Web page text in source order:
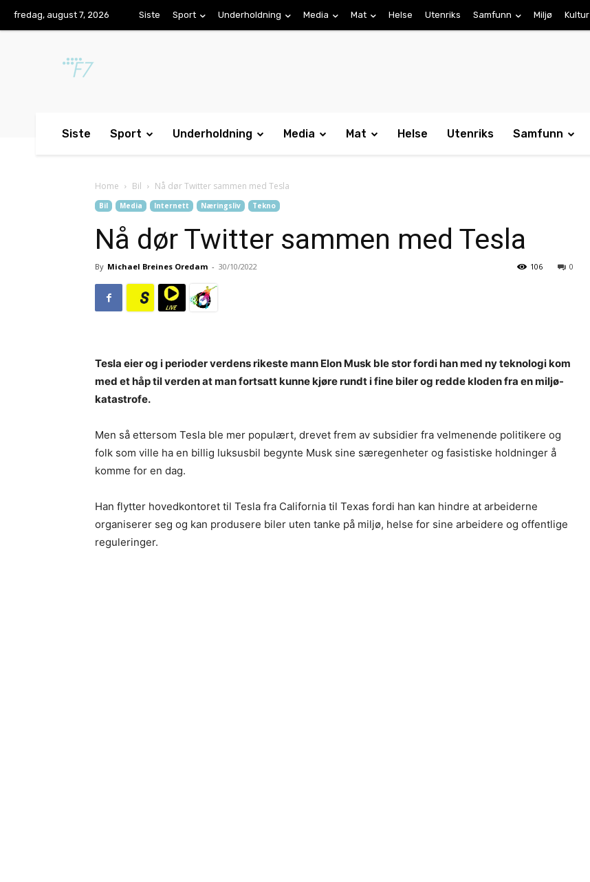
fredag, august 7, 2026 Siste Sport Underholdning Media Mat Helse Utenriks Samfunn Miljø Kultur
Siste Sport Underholdning Media Mat Helse Utenriks Samfunn
Home Bil Nå dør Twitter sammen med Tesla
Bil Media Internett Næringsliv Tekno
Nå dør Twitter sammen med Tesla
By Michael Breines Oredam - 30/10/2022 0
106
Tesla eier og i perioder verdens rikeste mann Elon Musk ble stor fordi han med ny teknologi kom
med et håp til verden at man fortsatt kunne kjøre rundt i fine biler og redde kloden fra en miljø-
katastrofe.
Men så ettersom Tesla ble mer populært, drevet frem av subsidier fra velmenende politikere og
folk som ville ha en billig luksusbil begynte Musk sine særegenheter og fasistiske holdninger å
komme for en dag.
Han flytter hovedkontoret til Tesla fra California til Texas fordi han kan hindre at arbeiderne
organiserer seg og kan produsere biler uten tanke på miljø, helse for sine arbeidere og offentlige
reguleringer.